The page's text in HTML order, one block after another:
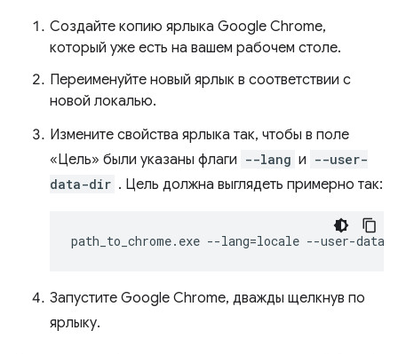
Создайте копию ярлыка Google Chrome,
который уже есть на вашем рабочем столе.
Переименуйте новый ярлык в соответствии с
новой локалью.
Измените свойства ярлыка так, чтобы в поле
«Цель» были указаны флаги --lang и --user-
data-dir . Цель должна выглядеть примерно так:
Запустите Google Chrome, дважды щелкнув по
ярлыку.